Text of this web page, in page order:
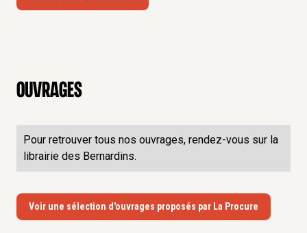
Ouvrages
Pour retrouver tous nos ouvrages, rendez-vous sur la
librairie des Bernardins.
Voir une sélection d'ouvrages proposés par La Procure